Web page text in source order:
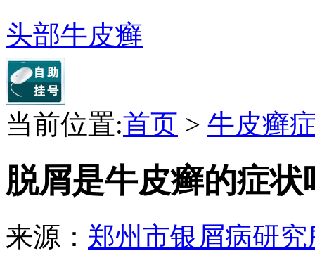
头部牛皮癣
当前位置:首页 > 牛皮癣
脱屑是牛皮癣的症状
来源： 郑州市银屑病研究